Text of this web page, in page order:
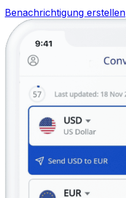
Benachrichtigung erstellen